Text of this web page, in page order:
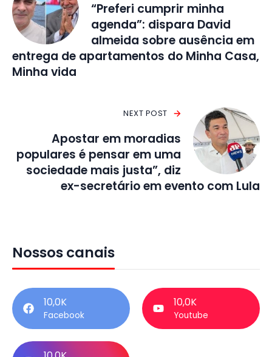
“Preferi cumprir minha
agenda”: dispara David
almeida sobre ausência em
entrega de apartamentos do Minha Casa,
Minha vida
NEXT POST
Apostar em moradias
populares é pensar em uma
sociedade mais justa”, diz
ex-secretário em evento com Lula
Nossos canais
10,0K
Facebook
10,0K
Youtube